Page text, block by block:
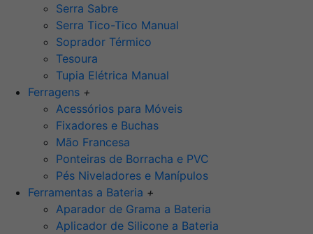
Serra Sabre
Serra Tico-Tico Manual
Soprador Térmico
Tesoura
Tupia Elétrica Manual
Ferragens +
Acessórios para Móveis
Fixadores e Buchas
Mão Francesa
Ponteiras de Borracha e PVC
Pés Niveladores e Manípulos
Ferramentas a Bateria +
Aparador de Grama a Bateria
Aplicador de Silicone a Bateria